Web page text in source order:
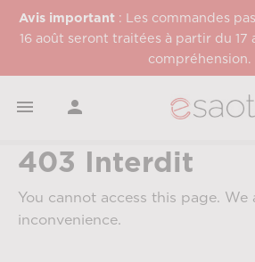
Avis important: Les commandes
16 août seront traitées à partir du 17
compréhension.
 
403 Interdit
You cannot access this page.
inconvenience.